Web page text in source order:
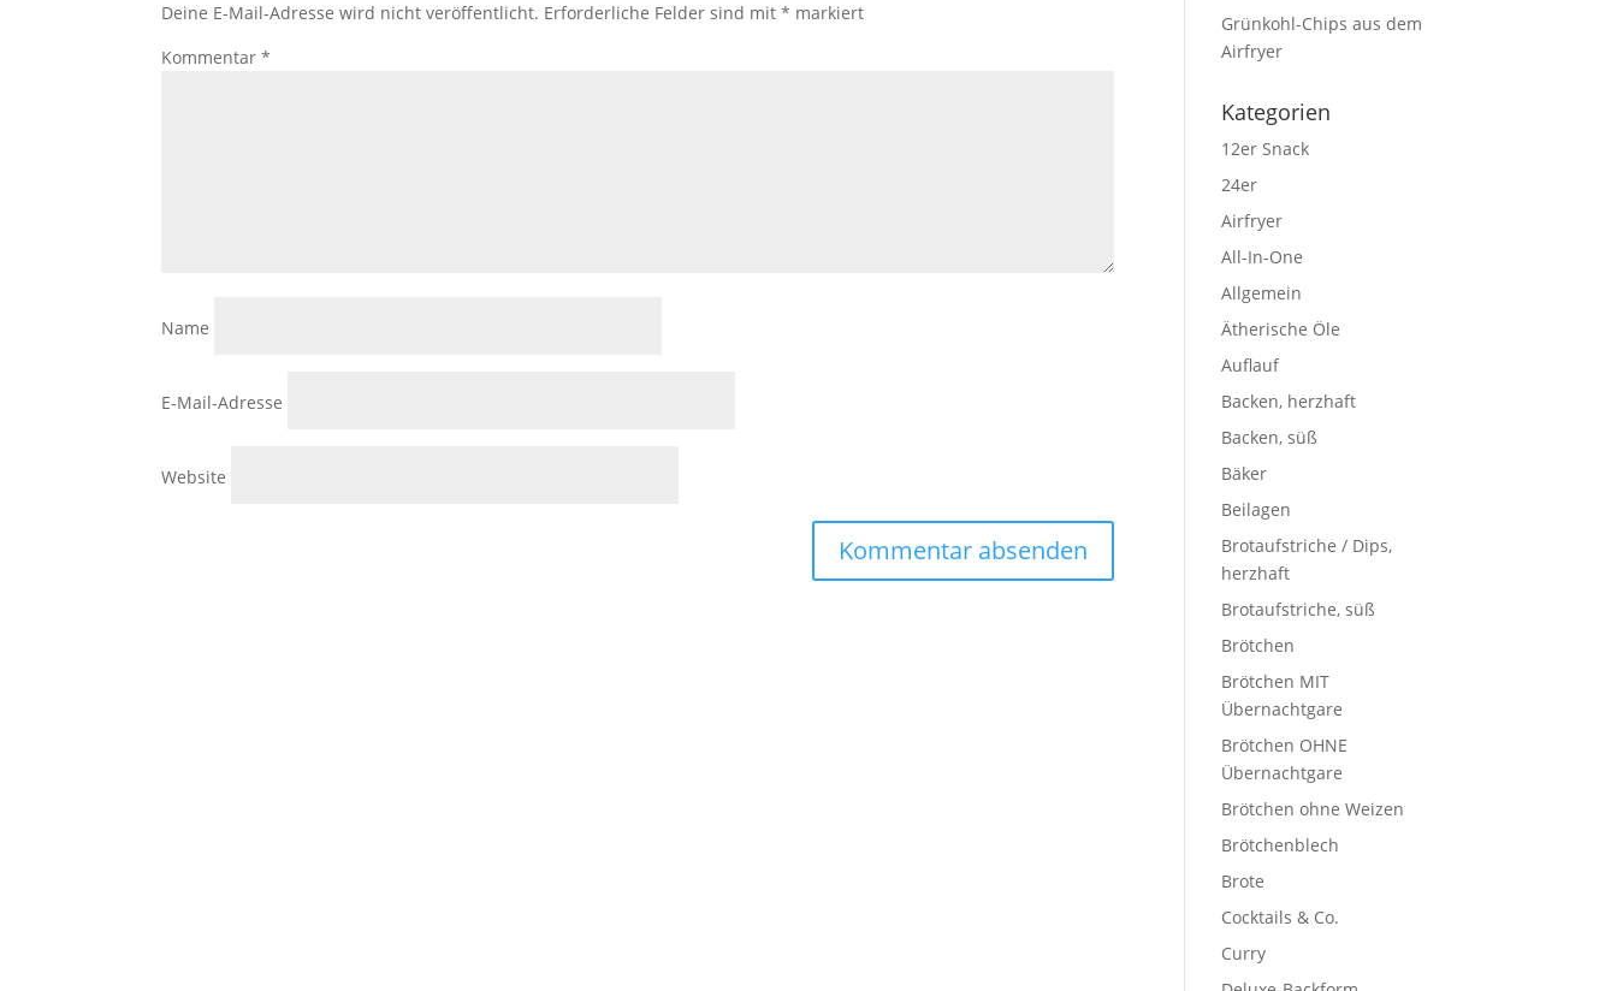
Deine E-Mail-Adresse wird nicht veröffentlicht. Erforderliche Felder sind mit* markiert
Kommentar*
Name
E-Mail-Adresse
Website
Grünkohl-Chips aus dem
Airfryer
Kategorien
12er Snack
24er
Airfryer
All-In-One
Allgemein
Ätherische Öle
Auflauf
Backen, herzhaft
Backen, süß
Bäker
Beilagen
Brotaufstriche / Dips,
herzhaft
Brotaufstriche, süß
Brötchen
Brötchen MIT
Übernachtgare
Brötchen OHNE
Übernachtgare
Brötchen ohne Weizen
Brötchenblech
Brote
Cocktails & Co.
Curry